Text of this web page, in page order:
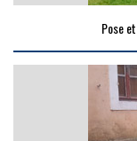
Pose